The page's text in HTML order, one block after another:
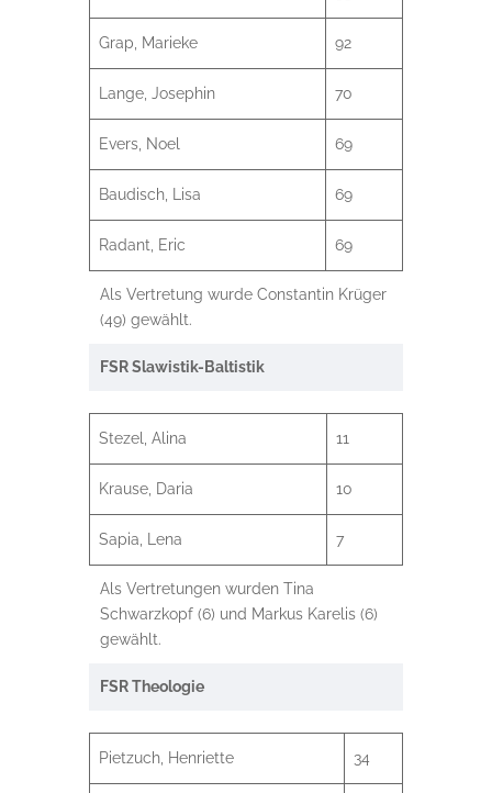
Grap, Marieke 92
Lange, Josephin 70
Evers, Noel 69
Baudisch, Lisa 69
Radant, Eric 69
Als Vertretung wurde Constantin Krüger
(49) gewählt.
FSR Slawistik-Baltistik
Stezel, Alina 11
Krause, Daria 10
Sapia, Lena 7
Als Vertretungen wurden Tina
Schwarzkopf (6) und Markus Karelis (6)
gewählt.
FSR Theologie
Pietzuch, Henriette 34